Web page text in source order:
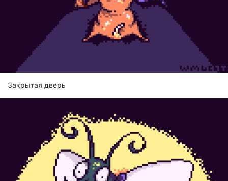
Закрытая дверь